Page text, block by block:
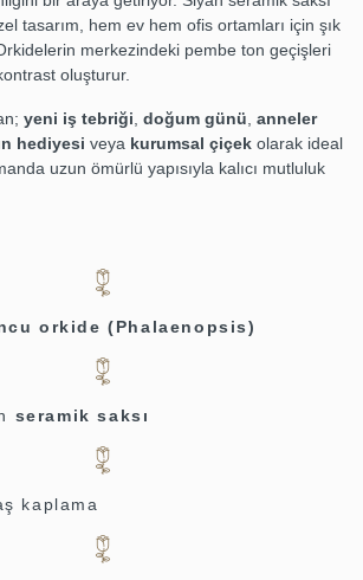
tasarım, hem ev hem ofis ortamları için şık
merkezindeki pembe ton geçişleri
oluşturur.
yeni iş tebriği doğum günü anneler
hediyesi veya kurumsal çiçek olarak ideal
uzun ömürlü yapısıyla kalıcı mutluluk
orkide (Phalaenopsis)
seramik saksı
kaplama